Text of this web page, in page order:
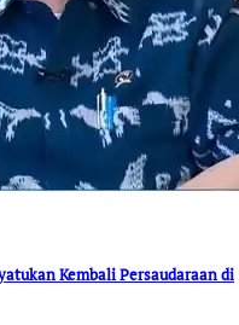
Kembali Persaudaraan di